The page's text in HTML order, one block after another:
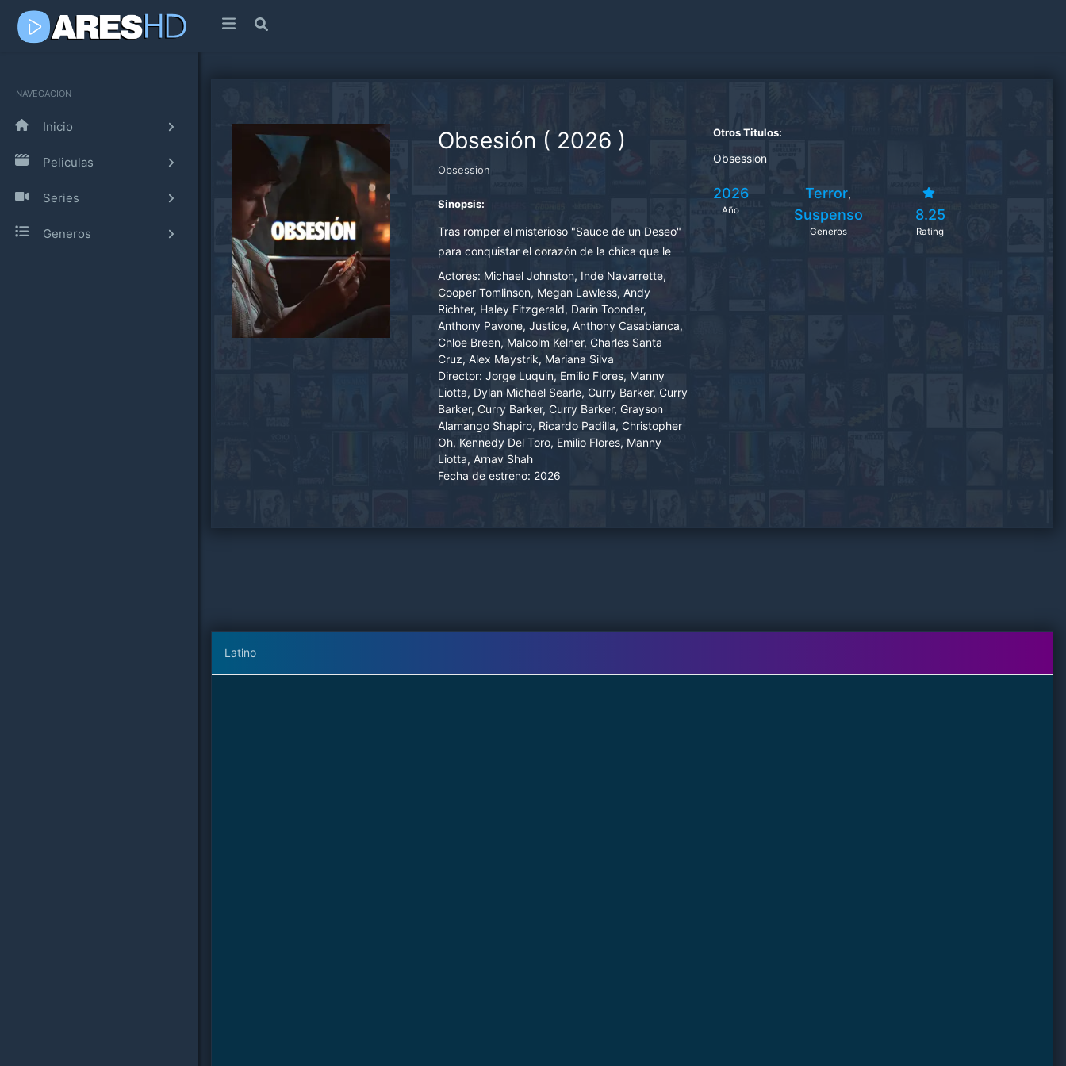
NAVEGACION
Inicio
Peliculas
Series
Generos
Obsesión ( 2026 )
Obsession
Sinopsis:
Tras romper el misterioso "Sauce de un Deseo"
para conquistar el corazón de la chica que le
gusta, un romántico empedernido consigue
exactamente lo que pedía, pero pronto
descubre que algunos deseos tienen un precio
oscuro y siniestro.
Actores: Michael Johnston, Inde Navarrette,
Cooper Tomlinson, Megan Lawless, Andy
Richter, Haley Fitzgerald, Darin Toonder,
Anthony Pavone, Justice, Anthony Casabianca,
Chloe Breen, Malcolm Kelner, Charles Santa
Cruz, Alex Maystrik, Mariana Silva
Director: Jorge Luquin, Emilio Flores, Manny
Liotta, Dylan Michael Searle, Curry Barker, Curry
Barker, Curry Barker, Curry Barker, Grayson
Alamango Shapiro, Ricardo Padilla, Christopher
Oh, Kennedy Del Toro, Emilio Flores, Manny
Liotta, Arnav Shah
Fecha de estreno: 2026
Otros Titulos:
Obsession
2026
Año
Terror,
Suspenso
Generos
8.25
Rating
Latino